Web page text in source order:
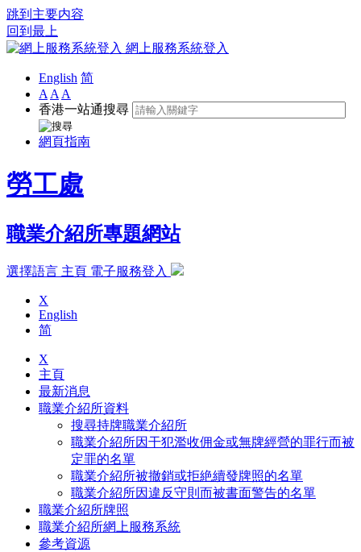
跳到主要内容
回到最上
網上服務系統登入
English 简
A A A
香港一站通搜尋
網頁指南
勞工處
職業介紹所專題網站
選擇語言 主頁 電子服務登入
X
English
简
X
主頁
最新消息
職業介紹所資料
搜尋持牌職業介紹所
職業介紹所因干犯濫收佣金或無牌經營的罪行而被
定罪的名單
職業介紹所被撤銷或拒絶續發牌照的名單
職業介紹所因違反守則而被書面警告的名單
職業介紹所牌照
職業介紹所網上服務系統
參考資源